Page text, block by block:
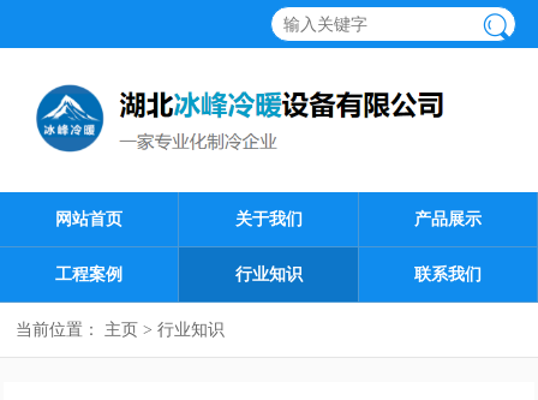
网站首页 关于我们 产品展示
工程案例 行业知识 联系我们
当前位置： 主页 > 行业知识